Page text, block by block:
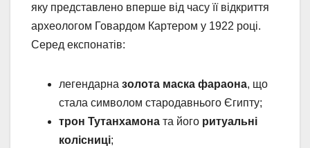
яку представлено вперше від часу її відкриття
археологом Говардом Картером у 1922 році.
Серед експонатів:
легендарна золота маска фараона, що
стала символом стародавнього Єгипту;
трон Тутанхамона та його ритуальні
колісниці;